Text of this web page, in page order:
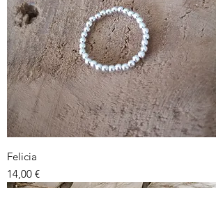
Felicia
Prix
14,00 €